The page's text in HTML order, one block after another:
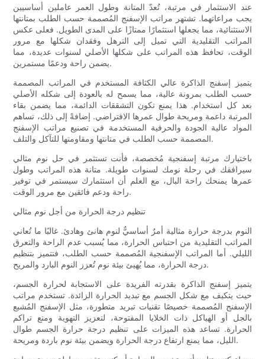
عند الاستثمار في مرتبة، تُعدّ المتانة وطول العمر عاملين أساسيين
يجب مراعاتهما. تشتهر مراتب الإسفنج المُصممة حسب الطلب بمتانتها
الاستثنائية، مما يجعلها استثمارًا ممتازًا على المدى الطويل. فعلى عكس
المراتب التقليدية التي تميل إلى الترهل وفقدان شكلها مع مرور
الوقت، تحافظ هذه المراتب على شكلها الأصلي لسنوات عديدة، مما
يضمن راحة ودعمًا مستمرين.
يتميز إسفنج الذاكرة عالي الكثافة المستخدم في المراتب المصممة
حسب الطلب بمرونة عالية، مما يسمح له بالعودة إلى شكله الأصلي
بعد كل استخدام. هذا يمنع تكون التشققات الدائمة، مما يضمن بقاء
المرتبة داعمة ومريحة طوال عمرها الافتراضي. إضافةً إلى ذلك، تساهم
المواد عالية الجودة والحرفية المستخدمة في تصنيع مراتب الإسفنج
المصممة حسب الطلب في متانتها ومقاومتها للتآكل والتلف.
باختيارك مرتبة إسفنجية مُخصصة، فأنت تستثمر في حل نوم مثالي
سيرافقك في رحلة نومك لسنوات طويلة. متانة هذه المراتب وطول
عمرها يمنحك راحة البال، مع العلم أن استثمارك سيستمر في توفير
راحة ودعم فائقين مع مرور الوقت.
تنظيم درجة الحرارة من أجل نوم مثالي
النوم بدرجة حرارة مثالية أمرٌ أساسيٌّ لنوم هانئ وهادئ. غالبًا ما تُعاني
المراتب التقليدية من احتباس الحرارة، مما يُسبب عدم الراحة والتعرق
الليلي. أما المراتب الإسفنجية المُصممة حسب الطلب، فتتميز بتنظيم
درجة الحرارة، مما يُهيئ بيئة نوم تُعزز النوم البارد والمريح.
يتميز إسفنج الذاكرة بقدرته الفريدة على الاستجابة لحرارة الجسم،
حيث يتكيف مع شكل الجسم مع تبديد الحرارة الزائدة. تستخدم مراتب
الإسفنج المُصممة خصيصًا تقنيات تبريد متطورة، مثل الإسفنج المُشبع
بالجل أو الهياكل ذات الخلايا المفتوحة، لتعزيز التهوية ومنع تراكم
الحرارة. تساعد هذه الميزات على تنظيم درجة حرارة الجسم طوال
الليل، مما يمنع ارتفاع درجة الحرارة ويضمن بيئة نوم باردة ومريحة.